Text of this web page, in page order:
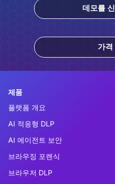
데모를
가격
제품
플랫폼 개요
AI 적응형 DLP
AI 에이전트 보안
브라우징 포렌식
브라우저 DLP